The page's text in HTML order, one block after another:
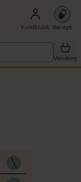
Kundklubb Recept
Varukorg